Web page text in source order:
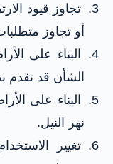
تجاوز قيود
أو تجاوز
البناء على
الشأن قد تقدم
البناء على
نهر النيل.
تغيير